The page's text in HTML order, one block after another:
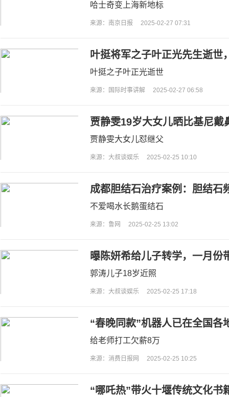
哈士奇变上海新地标
来源：南京日报 2025-02-27 07:31
叶挺将军之子叶正光先生逝世
叶挺之子叶正光逝世
来源：国际时事讲解 2025-02-27 06:58
贾静雯19岁大女儿晒比基尼戴
友劝劝她
贾静雯大女儿怼继父
来源：大叔谈娱乐 2025-02-25 10:10
成都胆结石治疗案例：胆结石
终遗憾切胆
不爱喝水长鹅蛋结石
来源：鲁网 2025-02-25 13:02
曝陈妍希给儿子转学，一月份
还戴着婚戒
郭涛儿子18岁近照
来源：大叔谈娱乐 2025-02-25 17:18
“春晚同款”机器人已在全国各
给老师打工欠薪8万
来源：消费日报网 2025-02-25 10:25
“哪吒热”带火十堰传统文化书